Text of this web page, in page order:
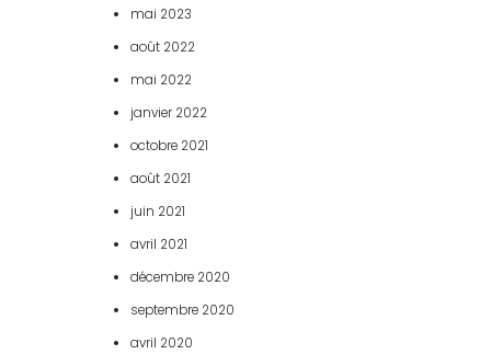
mai 2023
août 2022
mai 2022
janvier 2022
octobre 2021
août 2021
juin 2021
avril 2021
décembre 2020
septembre 2020
avril 2020